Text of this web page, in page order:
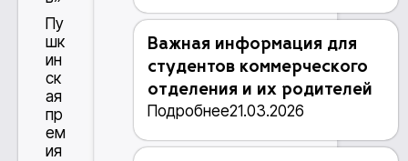
Пу
шк
ин
ск
ая
пр
ем
ия
Важная информация для
студентов коммерческого
отделения и их родителей
Подробнее21.03.2026